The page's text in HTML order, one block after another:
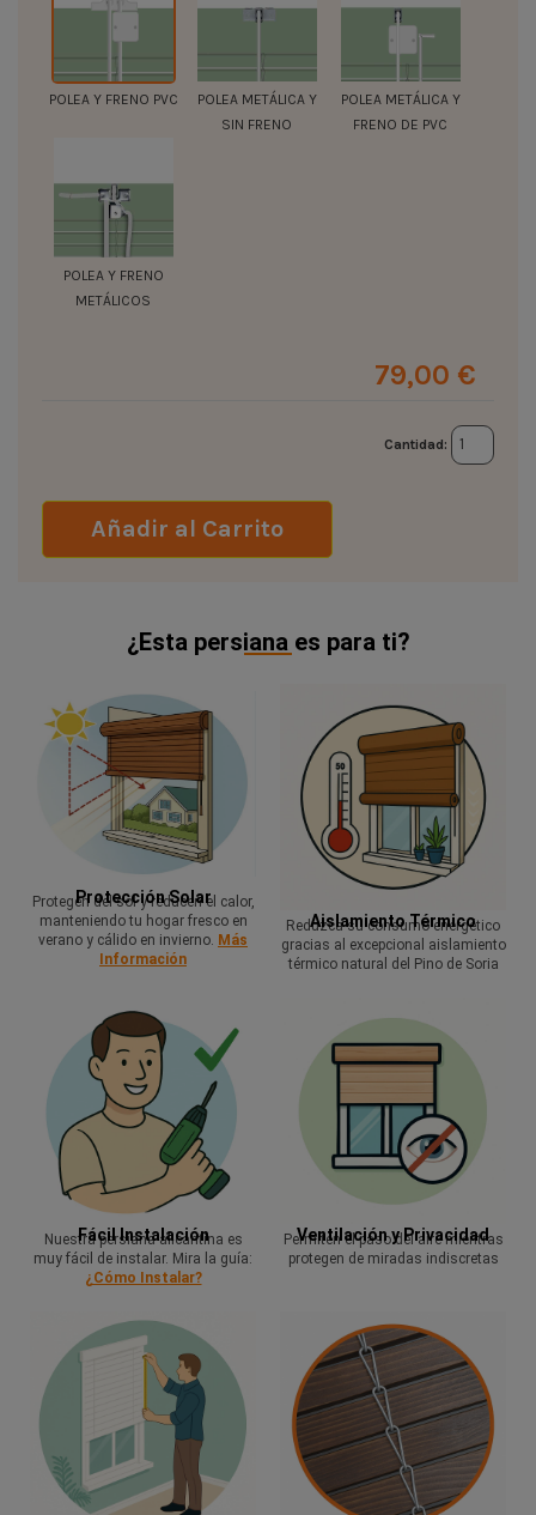
POLEA Y FRENO PVC
POLEA METÁLICA Y
SIN FRENO
POLEA METÁLICA Y
FRENO DE PVC
POLEA Y FRENO
METÁLICOS
79,00 €
Cantidad:
Añadir al Carrito
¿Esta persiana es para ti?
Protección Solar
Protegen del sol y reducen el calor,
manteniendo tu hogar fresco en
verano y cálido en invierno. Más
Información
Aislamiento Térmico
Reduzca su consumo energético
gracias al excepcional aislamiento
térmico natural del Pino de Soria
Fácil Instalación
Nuestra persiana alicantina es
muy fácil de instalar. Mira la guía:
¿Cómo Instalar?
Ventilación y Privacidad
Permiten el paso del aire mientras
protegen de miradas indiscretas